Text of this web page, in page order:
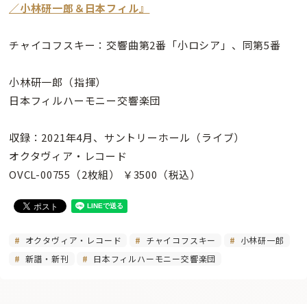
／小林研一郎＆日本フィル』
チャイコフスキー：交響曲第2番「小ロシア」、同第5番
小林研一郎（指揮）
日本フィルハーモニー交響楽団
収録：2021年4月、サントリーホール（ライブ）
オクタヴィア・レコード
OVCL-00755（2枚組） ￥3500（税込）
オクタヴィア・レコード チャイコフスキー
小林研一郎
新譜・新刊
日本フィルハーモニー交響楽団